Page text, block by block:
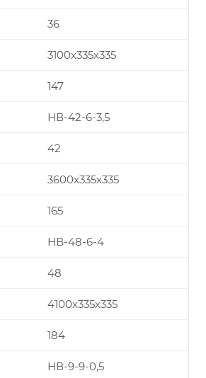
36
3100х335х335
147
НВ-42-6-3,5
42
3600х335х335
165
НВ-48-6-4
48
4100х335х335
184
НВ-9-9-0,5